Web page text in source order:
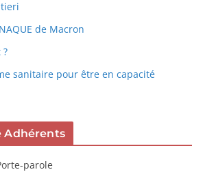
de Macron
sanitaire pour être en capacité
Adhérents
parole